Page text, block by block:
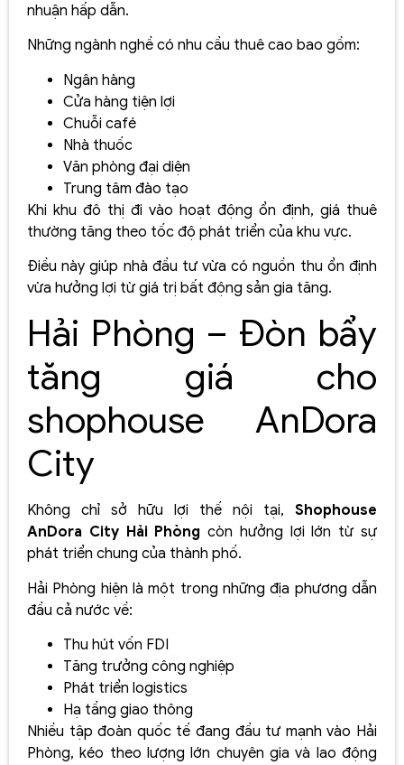
nhuận hấp dẫn.
Những ngành nghề có nhu cầu thuê cao bao gồm:
Ngân hàng
Cửa hàng tiện lợi
Chuỗi café
Nhà thuốc
Văn phòng đại diện
Trung tâm đào tạo
Khi khu đô thị đi vào hoạt động ổn định, giá thuê
thường tăng theo tốc độ phát triển của khu vực.
Điều này giúp nhà đầu tư vừa có nguồn thu ổn định
vừa hưởng lợi từ giá trị bất động sản gia tăng.
Hải Phòng – Đòn bẩy
tăng giá cho
shophouse AnDora
City
Không chỉ sở hữu lợi thế nội tại, Shophouse
AnDora City Hải Phòng còn hưởng lợi lớn từ sự
phát triển chung của thành phố.
Hải Phòng hiện là một trong những địa phương dẫn
đầu cả nước về:
Thu hút vốn FDI
Tăng trưởng công nghiệp
Phát triển logistics
Hạ tầng giao thông
Nhiều tập đoàn quốc tế đang đầu tư mạnh vào Hải
Phòng, kéo theo lượng lớn chuyên gia và lao động